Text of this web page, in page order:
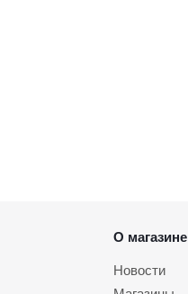
О магазине
Новости